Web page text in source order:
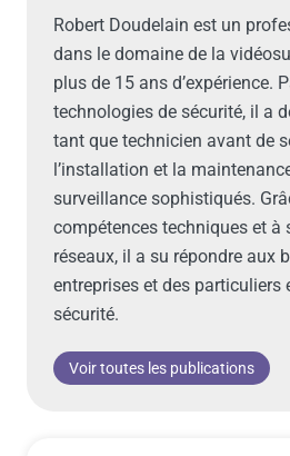
Robert Doudelain est un
dans le domaine de la
plus de 15 ans d’expérience.
technologies de sécurité, il a
tant que technicien avant de
l’installation et la
surveillance sophistiqués.
compétences techniques et à
réseaux, il a su répondre aux
entreprises et des particuliers
sécurité.
Voir toutes les publications